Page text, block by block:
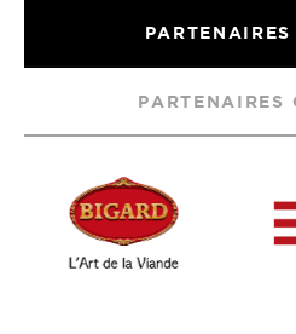
PARTENAIRES